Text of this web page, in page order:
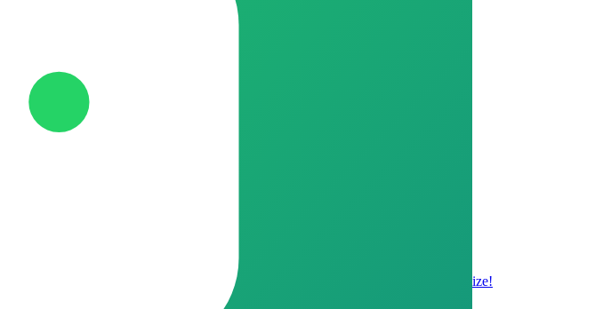
os dias 💰 Economia real em produtos confiáveis ✅ Entre, aproveite e economize!